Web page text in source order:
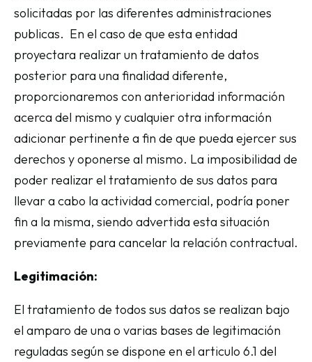
solicitadas por las diferentes administraciones
publicas. En el caso de que esta entidad
proyectara realizar un tratamiento de datos
posterior para una finalidad diferente,
proporcionaremos con anterioridad información
acerca del mismo y cualquier otra información
adicionar pertinente a fin de que pueda ejercer sus
derechos y oponerse al mismo. La imposibilidad de
poder realizar el tratamiento de sus datos para
llevar a cabo la actividad comercial, podría poner
fin a la misma, siendo advertida esta situación
previamente para cancelar la relación contractual.
Legitimación:
El tratamiento de todos sus datos se realizan bajo
el amparo de una o varias bases de legitimación
reguladas según se dispone en el articulo 6.1 del